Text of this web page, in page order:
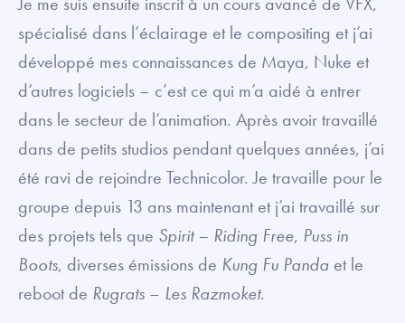
spécialisé dans l’éclairage et le compositing et j’ai
développé mes connaissances de Maya, Nuke et
d’autres logiciels – c’est ce qui m’a aidé à entrer
dans le secteur de l’animation. Après avoir travaillé
dans de petits studios pendant quelques années, j’ai
été ravi de rejoindre Technicolor. Je travaille pour le
groupe depuis 13 ans maintenant et j’ai travaillé sur
des projets tels que Spirit – Riding Free, Puss in
Boots, diverses émissions de Kung Fu Panda et le
reboot de Rugrats – Les Razmoket.